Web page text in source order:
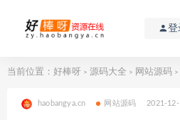
登
当前位置： 好棒呀 > 源码大全 > 网站源码 >
haobangya.cn 网站源码 2021-12-